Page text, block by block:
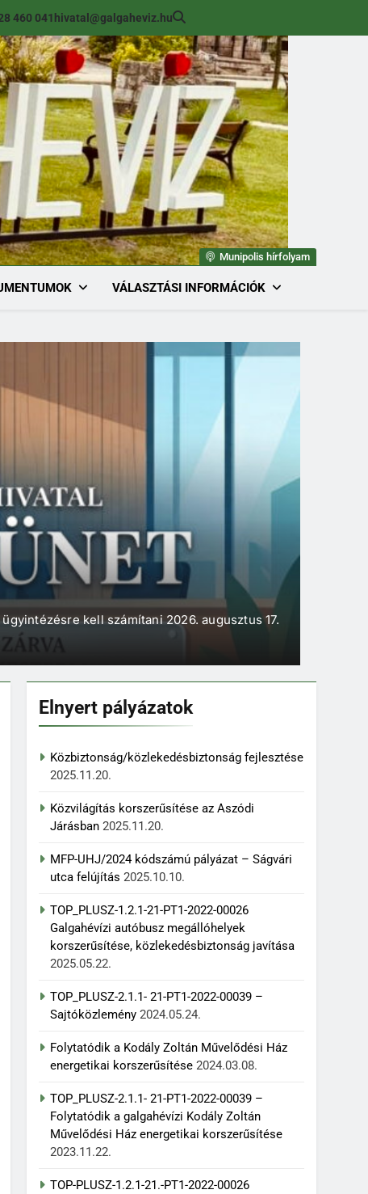
460 041 hivatal@galgaheviz.hu
Munipolis hírfolyam
VÁLASZTÁSI INFORMÁCIÓK
kell számítani 2026. augusztus 17.
Elnyert pályázatok
Közbiztonság/közlekedésbiztonság fejlesztése
2025.11.20.
Közvilágítás korszerűsítése az Aszódi
Járásban 2025.11.20.
MFP-UHJ/2024 kódszámú pályázat – Ságvári
utca felújítás 2025.10.10.
TOP_PLUSZ-1.2.1-21-PT1-2022-00026
Galgahévízi autóbusz megállóhelyek
korszerűsítése, közlekedésbiztonság javítása
2025.05.22.
TOP_PLUSZ-2.1.1- 21-PT1-2022-00039 –
Sajtóközlemény 2024.05.24.
Folytatódik a Kodály Zoltán Művelődési Ház
energetikai korszerűsítése 2024.03.08.
TOP_PLUSZ-2.1.1- 21-PT1-2022-00039 –
Folytatódik a galgahévízi Kodály Zoltán
Művelődési Ház energetikai korszerűsítése
2023.11.22.
TOP-PLUSZ-1.2.1-21.-PT1-2022-00026